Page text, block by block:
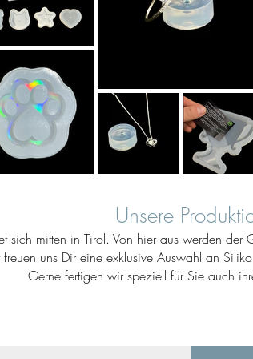
Unsere
sich mitten in Tirol. Von hier aus werden
uns Dir eine exklusive Auswahl an
Gerne fertigen wir speziell für Sie auch